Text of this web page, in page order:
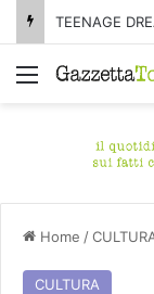
Menu
Home /
CULTURA